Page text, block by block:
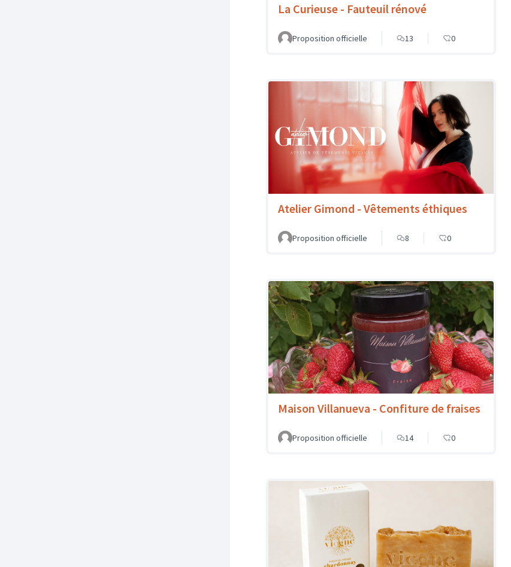
La Curieuse - Fauteuil rénové
Proposition officielle 13 0
Atelier Gimond - Vêtements éthiques
Proposition officielle 8 0
Maison Villanueva - Confiture de fraises
Proposition officielle 14 0